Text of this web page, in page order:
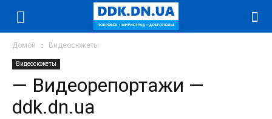
Домой Видеосюжеты
Видеосюжеты
— Видеорепортажи —
ddk.dn.ua